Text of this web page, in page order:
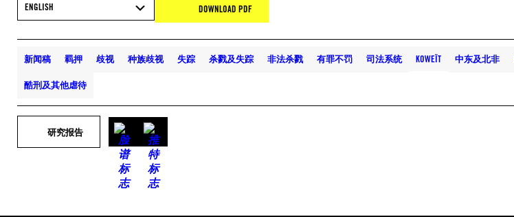
ENGLISH DOWNLOAD PDF
新闻稿 羁押 歧视 种族歧视 失踪 杀戮及失踪 非法杀戮 有罪不罚 司法系统 KOWEÏT 中东及北非
酷刑及其他虐待
研究报告